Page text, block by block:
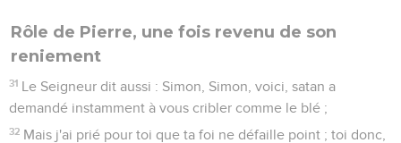
Rôle de Pierre, une fois revenu de son
reniement
31 Le Seigneur dit aussi : Simon, Simon, voici, satan a
demandé instamment à vous cribler comme le blé ;
32 Mais j'ai prié pour toi que ta foi ne défaille point ; toi donc,